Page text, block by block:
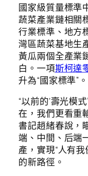
國家級質量標準
蔬菜產業鏈相關
行業標準、地方
灣區蔬菜基地生
黃瓜兩個全產業
白。一項斯柯達
升為“國家標準”。
“以前的‘壽光模
在，我們更看重
書記趙緒春說，
端、中間、后端
產，實現“人有我
的新路徑。